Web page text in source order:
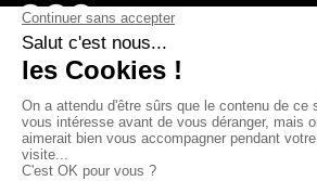
Page Facebook de Kollectif
Page Instagram de Kollectif
Page Linkedin de Kollectif